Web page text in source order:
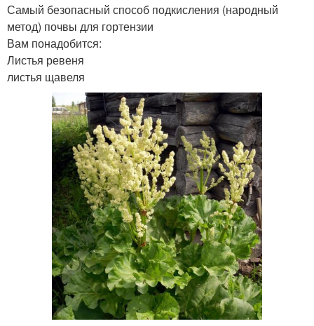
Самый безопасный способ подкисления (народный
метод) почвы для гортензии
Вам понадобится:
Листья ревеня
листья щавеля